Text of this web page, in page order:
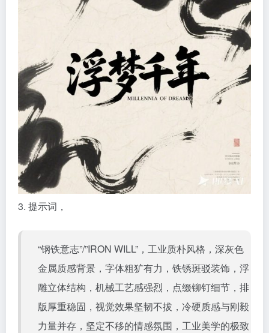
3. 提示词，
“钢铁意志”/”IRON WILL”，工业质朴风格，深灰色
金属质感背景，字体粗犷有力，铁锈斑驳装饰，浮
雕立体结构，机械工艺感强烈，点缀铆钉细节，排
版厚重稳固，视觉效果坚韧不拔，冷硬质感与刚毅
力量并存，坚定不移的情感氛围，工业美学的极致